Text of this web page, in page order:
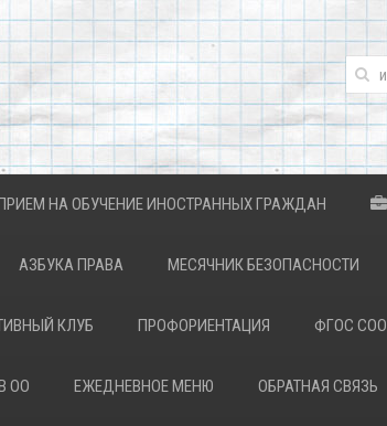
НА ОБУЧЕНИЕ ИНОСТРАННЫХ ГРАЖДАН
АЗБУКА ПРАВА МЕСЯЧНИК БЕЗОПАСНОСТИ
КЛУБ ПРОФОРИЕНТАЦИЯ ФГОС СОО
ОО ЕЖЕДНЕВНОЕ МЕНЮ ОБРАТНАЯ СВЯЗЬ